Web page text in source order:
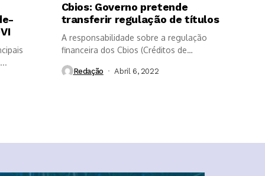
Cbios: Governo pretende
transferir regulação de títulos
A responsabilidade sobre a regulação
financeira dos Cbios (Créditos de
Redação Abril 6, 2022